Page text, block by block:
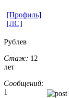
[Профиль]
[ЛС]
Рублев
Стаж: 12
лет
Сообщений:
1